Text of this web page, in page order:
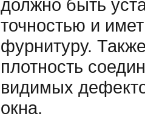
должно быть
точностью и
фурнитуру.
плотность
видимых
окна.